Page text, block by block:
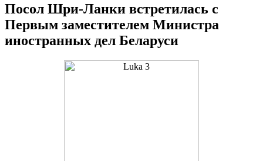
Посол Шри-Ланки встретилась с
Первым заместителем Министра
иностранных дел Беларуси